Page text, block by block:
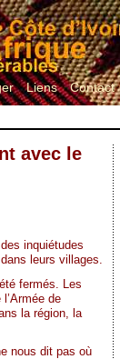
Liens Contact
avec le
inquiétudes
leurs villages.
fermés. Les
de
la région, la
nous dit pas où